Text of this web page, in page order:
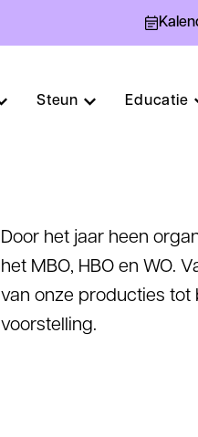
Steun Educatie
Door het jaar heen
het MBO, HBO en WO.
van onze producties tot
voorstelling.